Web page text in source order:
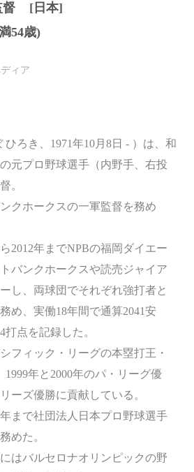
督
[日本]
54歳)
ろき、1971年10月8日 - ）は、和
元プロ野球選手（内野手、右投
。
クホークスの一軍監督を務め
2012年までNPBの福岡ダイエー
バンクホークスや読売ジャイア
し、両球団でそれぞれ強打者と
め、実働18年間で通算2041安
打点を記録した。
フィック・リーグの本塁打王・
年と2000年のパ・リーグ優
ーズ優勝に貢献している。
年まで社団法人日本プロ野球選手
めた。
はバルセロナオリンピックの野